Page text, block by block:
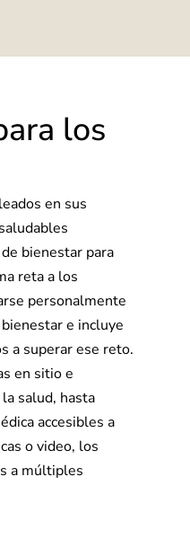
los
en sus
bienestar para
reta a los
personalmente
e incluye
a superar ese reto.
en sitio e
salud, hasta
accesibles a
o video, los
a múltiples